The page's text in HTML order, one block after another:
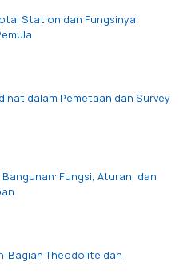
Station dan Fungsinya:
dalam Pemetaan dan Survey
Fungsi, Aturan, dan
Bagian Theodolite dan